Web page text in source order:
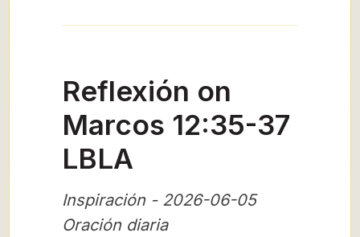
Reflexión on
Marcos 12:35-37
LBLA
Inspiración - 2026-06-05
Oración diaria